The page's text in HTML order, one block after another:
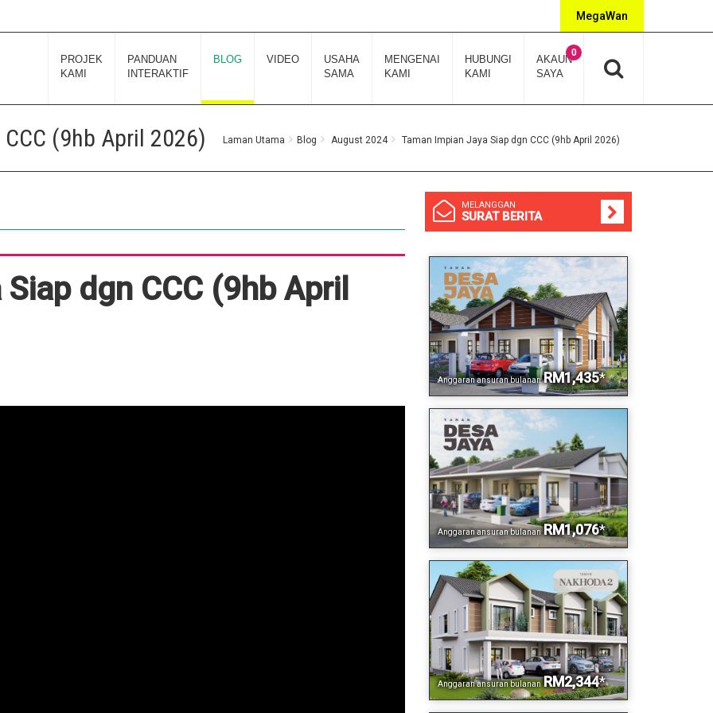
MegaWan
PROJEK
KAMI
PANDUAN
INTERAKTIF
BLOG VIDEO
USAHA
SAMA
MENGENAI
KAMI
HUBUNGI
KAMI
AKAUN
SAYA
0
(9hb April 2026) Laman Utama Blog August 2024 Taman Impian Jaya Siap dgn CCC (9hb April 2026)
dgn CCC (9hb April
MELANGGAN
SURAT BERITA
Anggaran ansuran bulanan RM1,435*
Anggaran ansuran bulanan RM1,076*
Anggaran ansuran bulanan RM2,344*